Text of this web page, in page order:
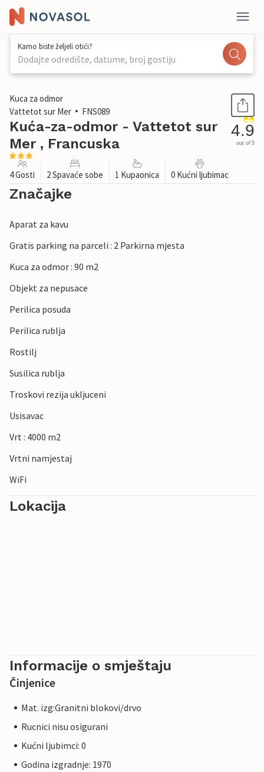
Kamo biste željeli otići?
Dodajte odredište, datume, broj gostiju
1 / 30
Kuca za odmor
Vattetot sur Mer
FNS089
Kuća-za-odmor - Vattetot sur
Mer , Francuska
4.9
out of 5
4 Gosti 2 Spavaće sobe 1 Kupaonica 0 Kućni ljubimac
Značajke
Aparat za kavu
Gratis parking na parceli : 2 Parkirna mjesta
Kuca za odmor : 90 m2
Objekt za nepusace
Perilica posuda
Perilica rublja
Rostilj
Susilica rublja
Troskovi rezija ukljuceni
Usisavac
Vrt : 4000 m2
Vrtni namjestaj
WiFi
Lokacija
Informacije o smještaju
Činjenice
Mat. izg:Granitni blokovi/drvo
Rucnici nisu osigurani
Kućni ljubimci: 0
Godina izgradnje: 1970